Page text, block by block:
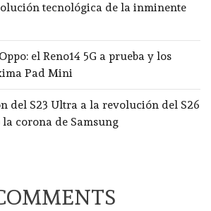
tecnológica de la inminente
el Reno14 5G a prueba y los
Pad Mini
del S23 Ultra a la revolución del S26
corona de Samsung